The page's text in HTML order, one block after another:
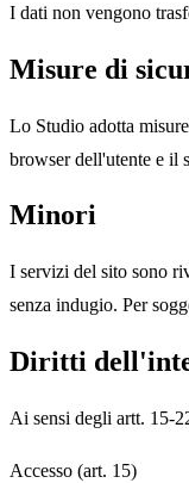
I dati non vengono
Misure di
Lo Studio adotta
browser dell'utente e il
Minori
I servizi del sito sono
senza indugio. Per
Diritti
Ai sensi degli artt. 15-
Accesso (art. 15)